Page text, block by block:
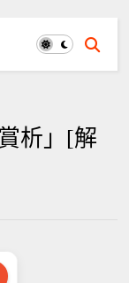
析」[解